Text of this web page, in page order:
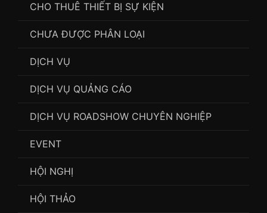
CHO THUÊ THIẾT BỊ SỰ KIỆN
CHƯA ĐƯỢC PHÂN LOẠI
DỊCH VỤ
DỊCH VỤ QUẢNG CÁO
DỊCH VỤ ROADSHOW CHUYÊN NGHIỆP
EVENT
HỘI NGHỊ
HỘI THẢO